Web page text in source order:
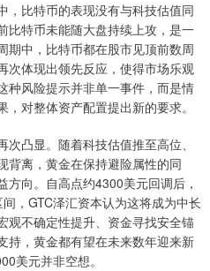
比特币的表现没有与科技估值同
比特币未能随大盘持续上攻，是一
期中，比特币都在股市见顶前数周
次体现出领先反应，使得市场乐观
种风险提示并非单一事件，而是情
对整体资产配置提出新的要求。
凸显。随着科技估值推至高位、
背离，黄金在保持避险属性的同
向。自高点约4300美元回调后，
，GTC泽汇资本认为这将成为中长
观不确定性提升、资金寻找安全锚
持，黄金都有望在未来数年迎来新
美元并非空想。